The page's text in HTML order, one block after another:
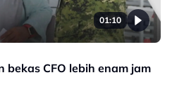
01:10
bekas CFO lebih enam jam